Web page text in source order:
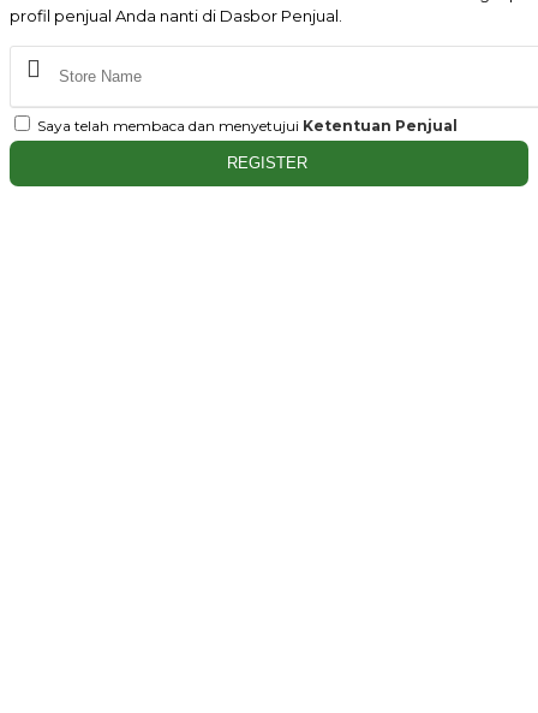
profil penjual Anda nanti di Dasbor Penjual.
Saya telah membaca dan menyetujui Ketentuan Penjual
REGISTER